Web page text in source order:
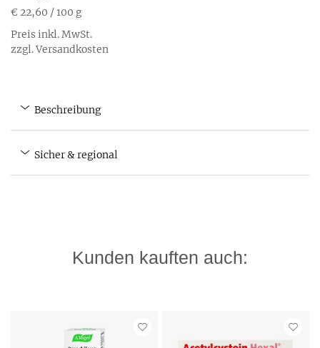
€ 22,60 / 100 g
Preis inkl. MwSt.
zzgl. Versandkosten
Beschreibung
Sicher & regional
Kunden kauften auch: